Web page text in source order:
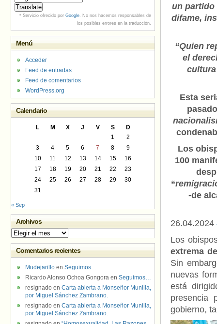
un partido
difame,
“Quien
el
Esta
Los
100
“
-de
26.04.2024
Los
extrema
Sin
nuevas
está
presencia
gobierno,
* Servicio ofrecido por Google. No nos hacemos responsables de
los posibles errores en la traducción.
Menú
Acceder
Feed de entradas
Feed de comentarios
WordPress.org
Calendario
L M X J V S
D
1
2
3
4 5 6 7 8
9
10
11 12 13 14 15
16
17
18 19 20 21 22
23
24
25 26 27 28 29
30
31
« Sep
Archivos
Archivos
Comentarios recientes
Mudejarillo en Seguimos…
Ricardo Alonso Ochoa Gongora en Seguimos…
resignado en Carta abierta a Monseñor Munilla,
por Miguel Sánchez Zambrano.
resignado en Carta abierta a Monseñor Munilla,
por Miguel Sánchez Zambrano.